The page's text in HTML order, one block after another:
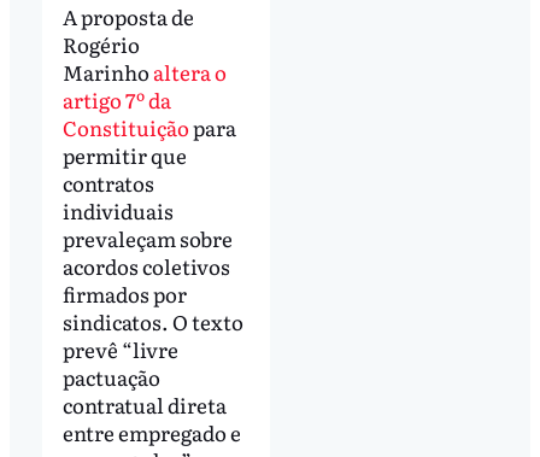
A proposta de
Rogério
Marinho altera o
artigo 7º da
Constituiçãopara
permitir que
contratos
individuais
prevaleçam sobre
acordos coletivos
firmados por
sindicatos. O texto
prevê “livre
pactuação
contratual direta
entre empregado e